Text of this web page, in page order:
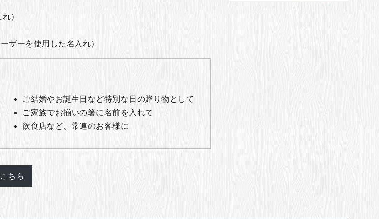
）
ーザーを使用した名入れ）
ご結婚やお誕生日など特別な日の贈り物として
ご家族でお揃いの箸に名前を入れて
飲食店など、常連のお客様に
ちら